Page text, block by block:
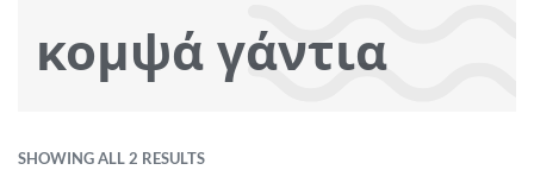
κομψά γάντια
SHOWING ALL 2 RESULTS